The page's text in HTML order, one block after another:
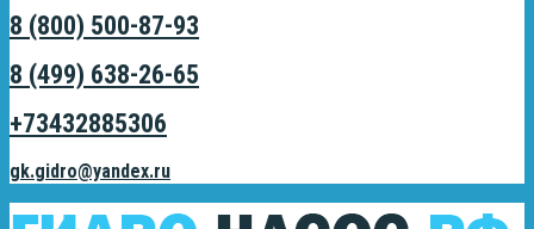
8 (800) 500-87-93
8 (499) 638-26-65
+73432885306
gk.gidro@yandex.ru